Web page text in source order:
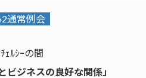
通常例会
ｪﾙｼｰの間
ジネスの良好な関係」